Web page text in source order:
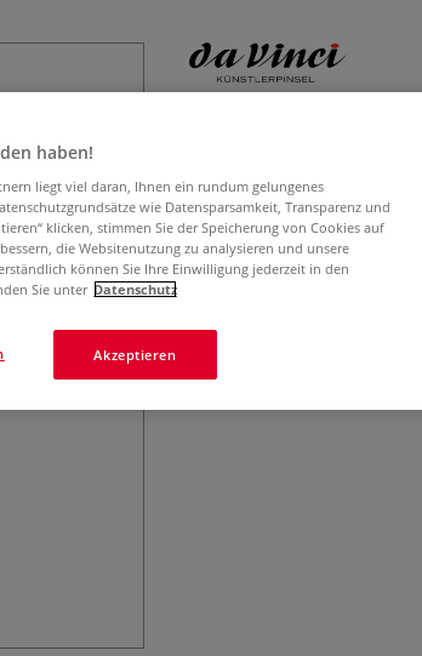
da Vinci
11001 kleiner
0
da Vinci CERAMIC ZIRCON
sibirischen Kolinsky-
haben!
liegt viel daran, Ihnen ein rundum gelungenes
wie Datensparsamkeit, Transparenz und
klicken, stimmen Sie der Speicherung von Cookies auf
die Websitenutzung zu analysieren und unsere
können Sie Ihre Einwilligung jederzeit in den
Sie unter Datenschutz
Akzeptieren